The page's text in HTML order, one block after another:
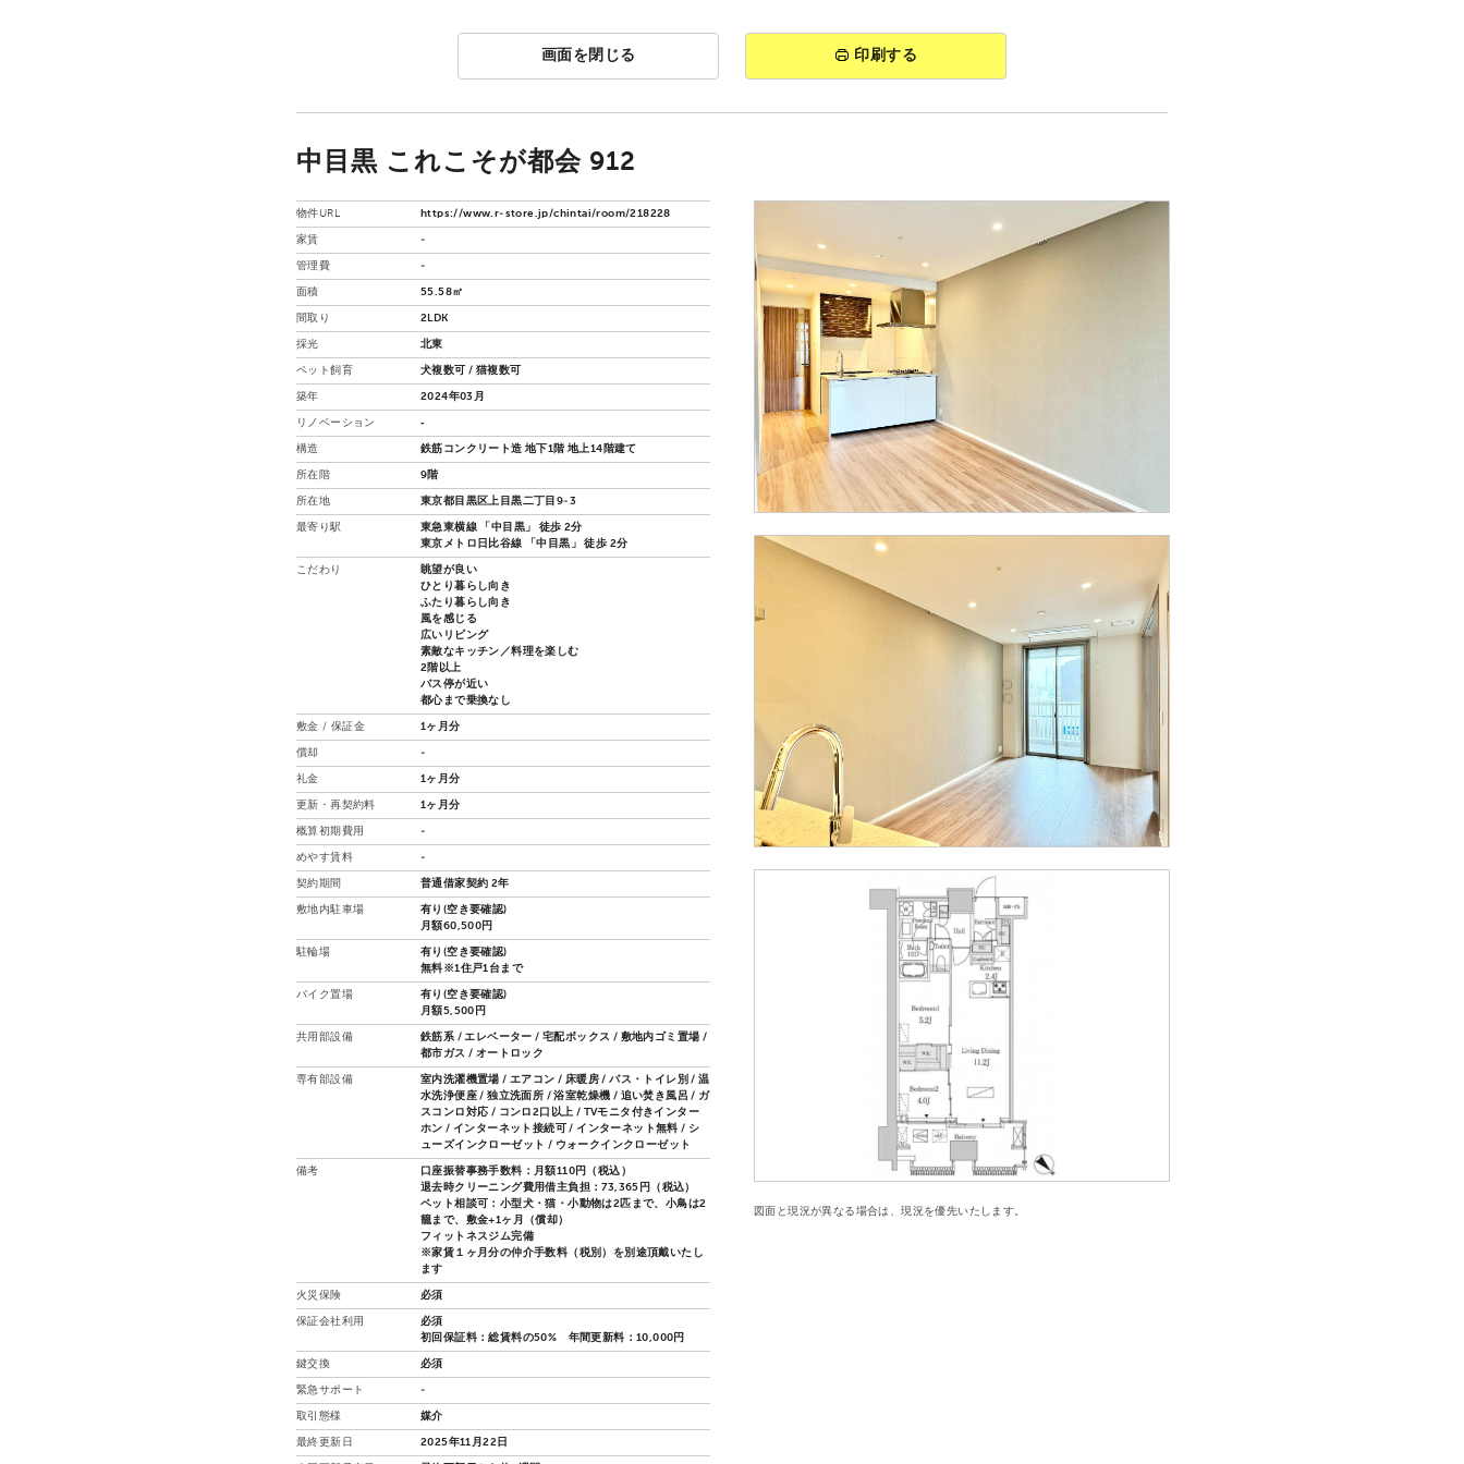
画面を閉じる 印刷する
中目黒 これこそが都会 912
図面と現況が異なる場合は、現況を優先いたします。
物件URL https://www.r-store.jp/chintai/room/218228
家賃 -
管理費 -
面積 55.58㎡
間取り 2LDK
採光 北東
ペット飼育 犬複数可 / 猫複数可
築年 2024年03月
リノベーション ‐
構造 鉄筋コンクリート造 地下1階 地上14階建て
所在階 9階
所在地 東京都目黒区上目黒二丁目9-3
最寄り駅
東急東横線 「中目黒」 徒歩 2分
東京メトロ日比谷線 「中目黒」 徒歩 2分
こだわり
眺望が良い
ひとり暮らし向き
ふたり暮らし向き
風を感じる
広いリビング
素敵なキッチン／料理を楽しむ
2階以上
バス停が近い
都心まで乗換なし
敷金 / 保証金 1ヶ月分
償却 -
礼金 1ヶ月分
更新・再契約料 1ヶ月分
概算初期費用 -
めやす賃料 -
契約期間 普通借家契約 2年
敷地内駐車場
有り(空き要確認)
月額60,500円
駐輪場
有り(空き要確認)
無料※1住戸1台まで
バイク置場
有り(空き要確認)
月額5,500円
共用部設備
鉄筋系 / エレベーター / 宅配ボックス / 敷地内ゴミ置場 /
都市ガス / オートロック
専有部設備
室内洗濯機置場 / エアコン / 床暖房 / バス・トイレ別 / 温
水洗浄便座 / 独立洗面所 / 浴室乾燥機 / 追い焚き風呂 / ガ
スコンロ対応 / コンロ2口以上 / TVモニタ付きインター
ホン / インターネット接続可 / インターネット無料 / シ
ューズインクローゼット / ウォークインクローゼット
備考
口座振替事務手数料：月額110円（税込）
退去時クリーニング費用借主負担：73,365円（税込）
ペット相談可：小型犬・猫・小動物は2匹まで、小鳥は2
籠まで、敷金+1ヶ月（償却）
フィットネスジム完備
※家賃１ヶ月分の仲介手数料（税別）を別途頂戴いたし
ます
火災保険 必須
保証会社利用
必須
初回保証料：総賃料の50% 年間更新料：10,000円
鍵交換 必須
緊急サポート -
取引態様 媒介
最終更新日 2025年11月22日